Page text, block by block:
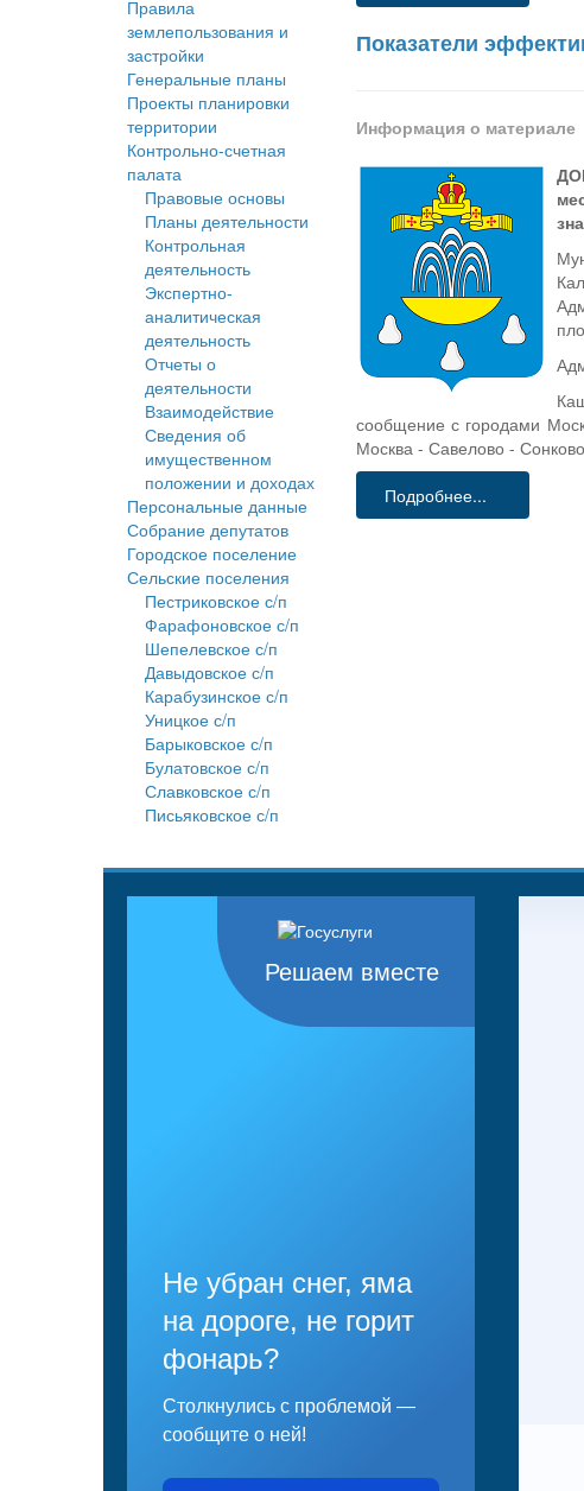
Правила
землепользования и
застройки
Генеральные планы
Проекты планировки
территории
Контрольно-счетная
палата
Правовые основы
Планы деятельности
Контрольная
деятельность
Экспертно-
аналитическая
деятельность
Отчеты о
деятельности
Взаимодействие
Сведения об
имущественном
положении и доходах
Персональные данные
Собрание депутатов
Городское поселение
Сельские поселения
Пестриковское с/п
Фарафоновское с/п
Шепелевское с/п
Давыдовское с/п
Карабузинское с/п
Уницкое с/п
Барыковское с/п
Булатовское с/п
Славковское с/п
Письяковское с/п
Показатели
Информация о материале
сообщение с городами
Москва - Савелово -
Подробнее...
Решаем вместе
Не убран снег, яма
на дороге, не горит
фонарь?
Столкнулись с проблемой —
сообщите о ней!